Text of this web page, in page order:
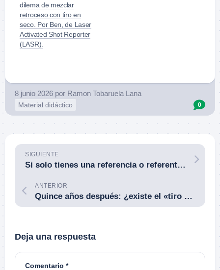
dilema de mezclar
retroceso con tiro en
seco. Por Ben, de Laser
Activated Shot Reporter
(LASR).
8 junio 2026 por Ramon Tobaruela Lana
Material didáctico 0
SIGUIENTE
Si solo tienes una referencia o referente, por bueno que sea, no tienes con qué contrastar y fácilmente te quedas obsoleto y sin evolucionar.
ANTERIOR
Quince años después: ¿existe el «tiro policial»? La palabra resiste ─solo un poco─; el concepto, no.
Deja una respuesta
Comentario *